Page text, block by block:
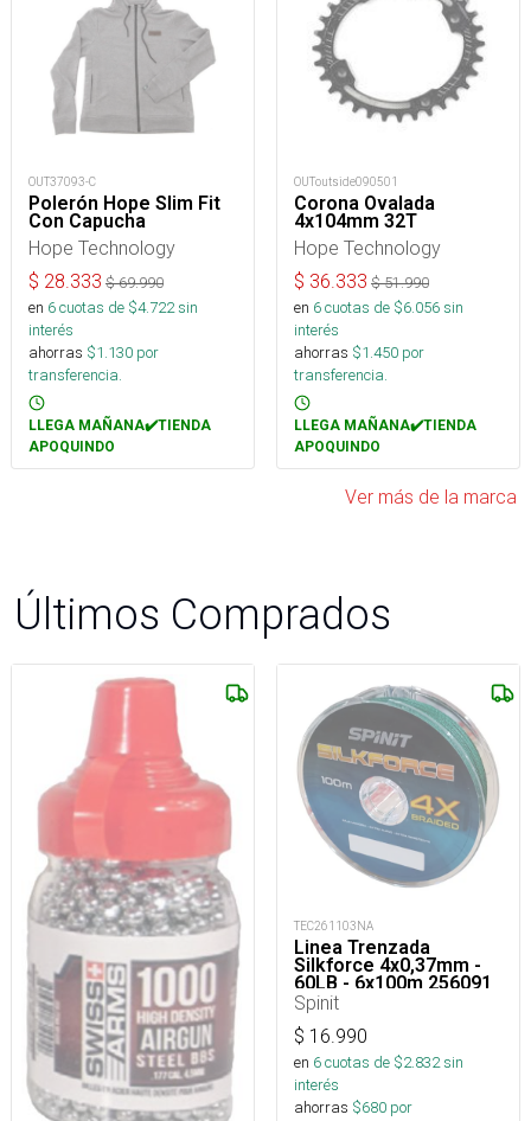
OUT37093-C
Polerón Hope Slim Fit
Con Capucha
Hope Technology
$ 28.333 $69.990
en 6cuotas de $4.722sin
interés
ahorras $1.130 por
transferencia.
LLEGA MAÑANA✔️TIENDA
APOQUINDO
OUToutside090501
Corona Ovalada
4x104mm 32T
Hope Technology
$ 36.333 $51.990
en 6cuotas de $6.056sin
interés
ahorras $1.450 por
transferencia.
LLEGA MAÑANA✔️TIENDA
APOQUINDO
Ver más de la marca
Últimos Comprados
TEC261103NA
Linea Trenzada
Silkforce 4x0,37mm -
60LB - 6x100m 256091
Spinit
$ 16.990
en 6cuotas de $2.832sin
interés
ahorras $680 por